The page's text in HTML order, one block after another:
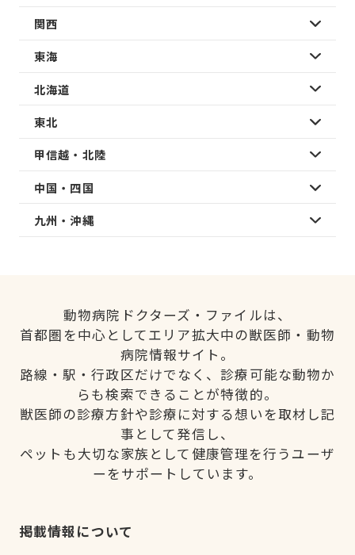
関西
東海
北海道
東北
甲信越・北陸
中国・四国
九州・沖縄
動物病院ドクターズ・ファイルは、
首都圏を中心としてエリア拡大中の獣医師・動物
病院情報サイト。
路線・駅・行政区だけでなく、診療可能な動物か
らも検索できることが特徴的。
獣医師の診療方針や診療に対する想いを取材し記
事として発信し、
ペットも大切な家族として健康管理を行うユーザ
ーをサポートしています。
掲載情報について